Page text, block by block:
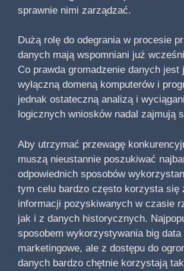
sprawnie nimi zarządzać.
Dużą rolę do odegrania w procesie
danych mają wspomniani już
Co prawda gromadzenie danych jest
wyłączną domeną komputerów i
jednak ostateczną analizą i
logicznych wniosków nadal zajmują
Aby utrzymać przewagę
muszą nieustannie poszukiwać
odpowiednich sposobów
tym celu bardzo często korzysta się
informacji pozyskiwanych w czasie
jak i z danych historycznych.
sposobem wykorzystywania big data
marketingowe, ale z dostępu do
danych bardzo chętnie korzystają